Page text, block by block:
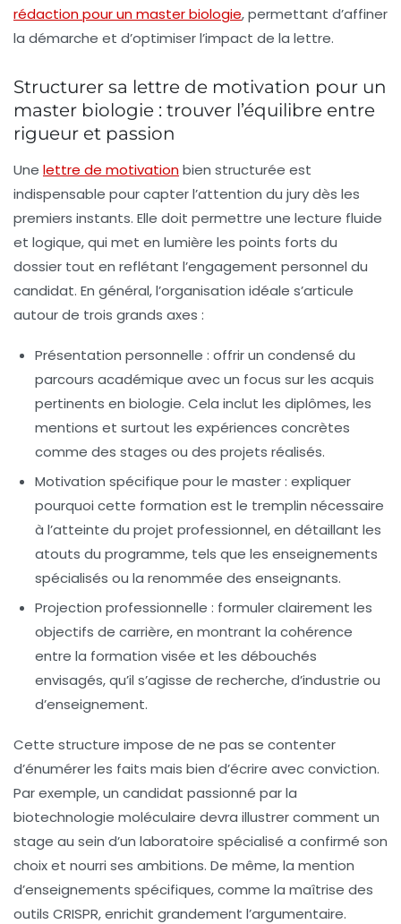
rédaction pour un master biologie, permettant d’affiner
la démarche et d’optimiser l’impact de la lettre.
Structurer sa lettre de motivation pour un
master biologie : trouver l’équilibre entre
rigueur et passion
Une lettre de motivationbien structurée est
indispensable pour capter l’attention du jury dès les
premiers instants. Elle doit permettre une lecture fluide
et logique, qui met en lumière les points forts du
dossier tout en reflétant l’engagement personnel du
candidat. En général, l’organisation idéale s’articule
autour de trois grands axes :
Présentation personnelle : offrir un condensé du
parcours académique avec un focus sur les acquis
pertinents en biologie. Cela inclut les diplômes, les
mentions et surtout les expériences concrètes
comme des stages ou des projets réalisés.
Motivation spécifique pour le master: expliquer
pourquoi cette formation est le tremplin nécessaire
à l’atteinte du projet professionnel, en détaillant les
atouts du programme, tels que les enseignements
spécialisés ou la renommée des enseignants.
Projection professionnelle : formuler clairement les
objectifs de carrière, en montrant la cohérence
entre la formation visée et les débouchés
envisagés, qu’il s’agisse de recherche, d’industrie ou
d’enseignement.
Cette structure impose de ne pas se contenter
d’énumérer les faits mais bien d’écrire avec conviction.
Par exemple, un candidat passionné par la
biotechnologie moléculaire devra illustrer comment un
stage au sein d’un laboratoire spécialisé a confirmé son
choix et nourri ses ambitions. De même, la mention
d’enseignements spécifiques, comme la maîtrise des
outils CRISPR, enrichit grandement l’argumentaire.